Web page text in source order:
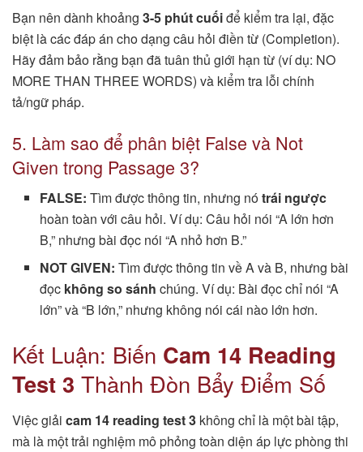
Bạn nên dành khoảng 3-5 phút cuốiđể kiểm tra lại, đặc
biệt là các đáp án cho dạng câu hỏi điền từ (Completion).
Hãy đảm bảo rằng bạn đã tuân thủ giới hạn từ (ví dụ: NO
MORE THAN THREE WORDS) và kiểm tra lỗi chính
tả/ngữ pháp.
5. Làm sao để phân biệt False và Not
Given trong Passage 3?
FALSE: Tìm được thông tin, nhưng nótrái ngược
hoàn toàn với câu hỏi. Ví dụ: Câu hỏi nói “A lớn hơn
B,” nhưng bài đọc nói “A nhỏ hơn B.”
NOT GIVEN: Tìm được thông tin về A và B, nhưng bài
đọc không so sánh chúng. Ví dụ: Bài đọc chỉ nói “A
lớn” và “B lớn,” nhưng không nói cái nào lớn hơn.
Kết Luận: Biến Cam 14 Reading
Test 3 Thành Đòn Bẩy Điểm Số
Việc giải cam 14 reading test 3 không chỉ là một bài tập,
mà là một trải nghiệm mô phỏng toàn diện áp lực phòng thi